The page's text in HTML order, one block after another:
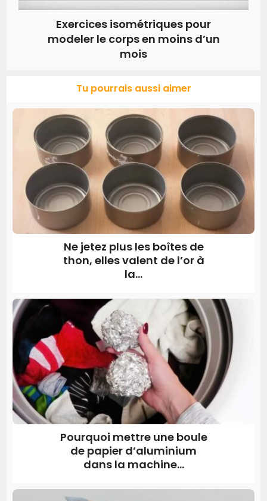
Exercices isométriques pour
modeler le corps en moins d’un
mois
Tu pourrais aussi aimer
Ne jetez plus les boîtes de
thon, elles valent de l’or à
la...
Pourquoi mettre une boule
de papier d’aluminium
dans la machine...